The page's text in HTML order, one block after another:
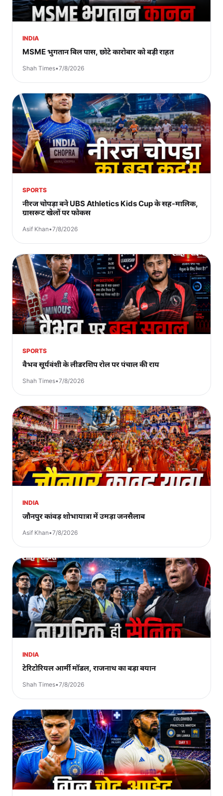
INDIA
MSME भुगतान बिल पास, छोटे कारोबार को बड़ी राहत
Shah Times•7/8/2026
SPORTS
नीरज चोपड़ा बने UBS Athletics Kids Cup के सह-मालिक,
ग्रासरूट खेलों पर फोकस
Asif Khan•7/8/2026
SPORTS
वैभव सूर्यवंशी के लीडरशिप रोल पर पंचाल की राय
Shah Times•7/8/2026
INDIA
जौनपुर कांवड़ शोभायात्रा में उमड़ा जनसैलाब
Asif Khan•7/8/2026
INDIA
टेरिटोरियल आर्मी मॉडल, राजनाथ का बड़ा बयान
Shah Times•7/8/2026